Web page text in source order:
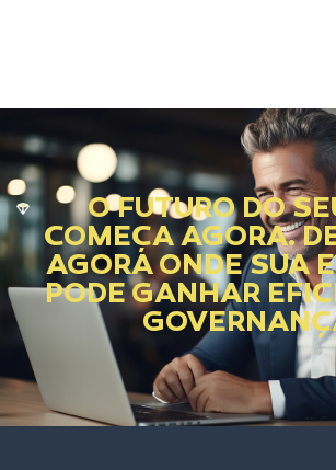
O FUTURO DO
COMEÇA AGORA.
AGORA ONDE SUA
PODE GANHAR